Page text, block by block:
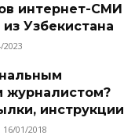
интернет-СМИ
Узбекистана
2023
журналистом?
инструкции
16/01/2018